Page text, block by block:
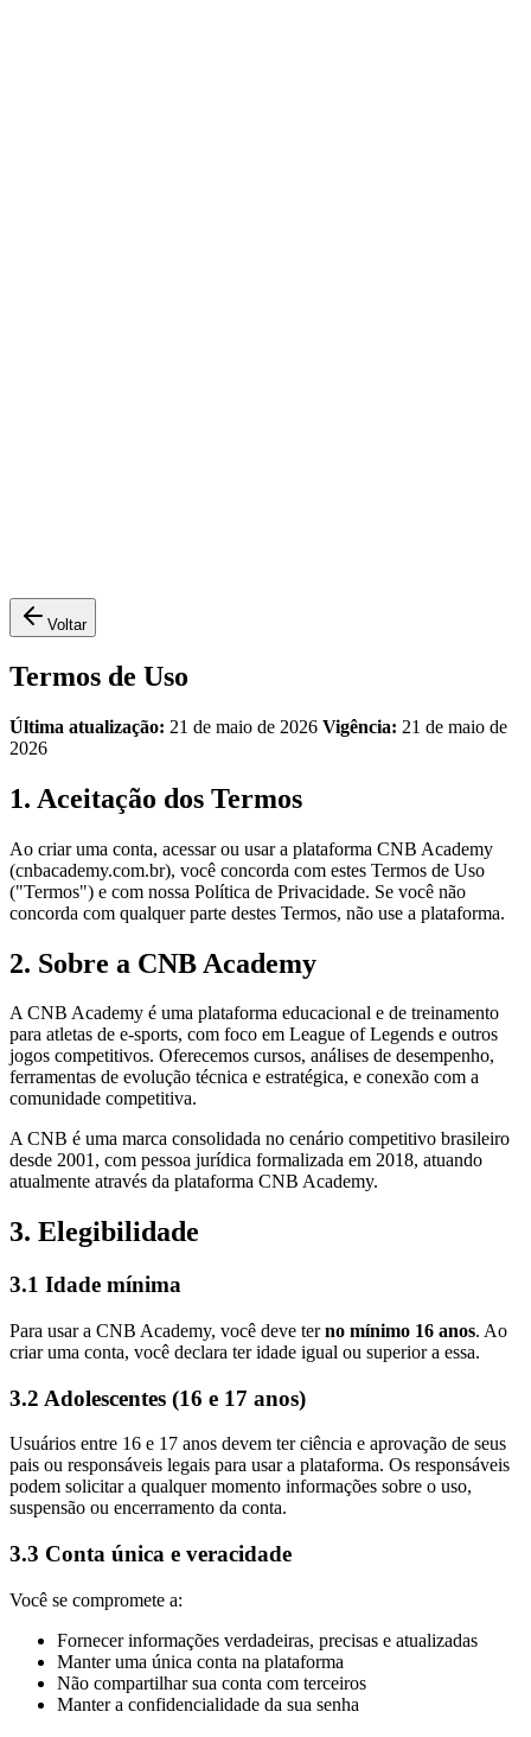
Voltar
Termos de Uso
Última atualização: 21 de maio de 2026 Vigência: 21 de maio de
2026
1. Aceitação dos Termos
Ao criar uma conta, acessar ou usar a plataforma CNB Academy
(cnbacademy.com.br), você concorda com estes Termos de Uso
("Termos") e com nossa Política de Privacidade. Se você não
concorda com qualquer parte destes Termos, não use a plataforma.
2. Sobre a CNB Academy
A CNB Academy é uma plataforma educacional e de treinamento
para atletas de e-sports, com foco em League of Legends e outros
jogos competitivos. Oferecemos cursos, análises de desempenho,
ferramentas de evolução técnica e estratégica, e conexão com a
comunidade competitiva.
A CNB é uma marca consolidada no cenário competitivo brasileiro
desde 2001, com pessoa jurídica formalizada em 2018, atuando
atualmente através da plataforma CNB Academy.
3. Elegibilidade
3.1 Idade mínima
Para usar a CNB Academy, você deve terno mínimo 16 anos. Ao
criar uma conta, você declara ter idade igual ou superior a essa.
3.2 Adolescentes (16 e 17 anos)
Usuários entre 16 e 17 anos devem ter ciência e aprovação de seus
pais ou responsáveis legais para usar a plataforma. Os responsáveis
podem solicitar a qualquer momento informações sobre o uso,
suspensão ou encerramento da conta.
3.3 Conta única e veracidade
Você se compromete a:
Fornecer informações verdadeiras, precisas e atualizadas
Manter uma única conta na plataforma
Não compartilhar sua conta com terceiros
Manter a confidencialidade da sua senha